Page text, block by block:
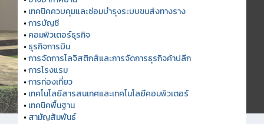
• เทคนิคควบคุมและซ่อมบำรุงระบบขนส่งทางราง
•การบัญชี
• คอมพิวเตอร์ธุรกิจ
• ธุรกิจการบิน
•การจัดการโลจิสติกส์และการจัดการธุรกิจค้าปลีก
•การโรงแรม
•การท่องเที่ยว
• เทคโนโลยีสารสนเทศและเทคโนโลยีคอมพิวเตอร์
• เทคนิคพื้นฐาน
• สามัญสัมพันธ์